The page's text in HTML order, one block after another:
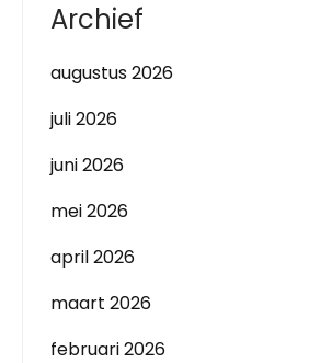
Archief
augustus 2026
juli 2026
juni 2026
mei 2026
april 2026
maart 2026
februari 2026